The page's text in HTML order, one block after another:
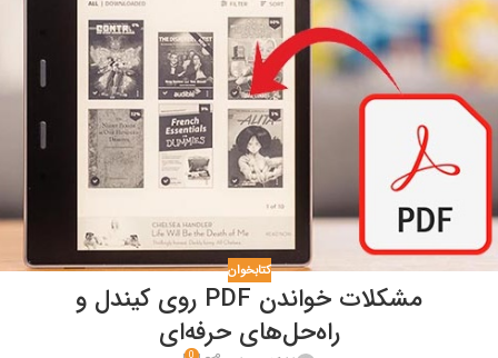
کتابخوان
مشکلات خواندن PDF روی کیندل و
راه‌حل‌های حرفه‌ای